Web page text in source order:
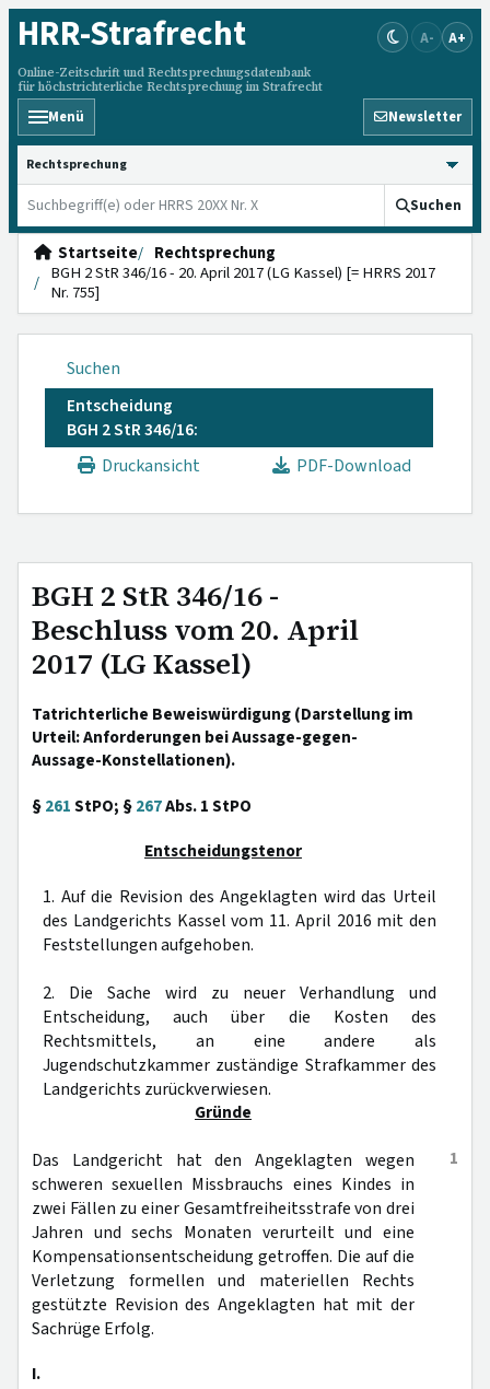
HRR-Strafrecht
Online-Zeitschrift und Rechtsprechungsdatenbank
für höchstrichterliche Rechtsprechung im Strafrecht
A- A+
Menü Newsletter
HRRS durchsuchen
Suchen
Startseite
Rechtsprechung
BGH 2 StR 346/16 - 20. April 2017 (LG Kassel) [= HRRS 2017
Nr. 755]
Suchen
Entscheidung
BGH 2 StR 346/16:
Druckansicht
PDF-Download
BGH 2 StR 346/16 -
Beschluss vom 20. April
2017 (LG Kassel)
Tatrichterliche Beweiswürdigung (Darstellung im
Urteil: Anforderungen bei Aussage-gegen-
Aussage-Konstellationen).
§261StPO; §267Abs. 1 StPO
Entscheidungstenor
1. Auf die Revision des Angeklagten wird das Urteil
des Landgerichts Kassel vom 11. April 2016 mit den
Feststellungen aufgehoben.
2. Die Sache wird zu neuer Verhandlung und
Entscheidung, auch über die Kosten des
Rechtsmittels, an eine andere als
Jugendschutzkammer zuständige Strafkammer des
Landgerichts zurückverwiesen.
Gründe
1
Das Landgericht hat den Angeklagten wegen
schweren sexuellen Missbrauchs eines Kindes in
zwei Fällen zu einer Gesamtfreiheitsstrafe von drei
Jahren und sechs Monaten verurteilt und eine
Kompensationsentscheidung getroffen. Die auf die
Verletzung formellen und materiellen Rechts
gestützte Revision des Angeklagten hat mit der
Sachrüge Erfolg.
I.